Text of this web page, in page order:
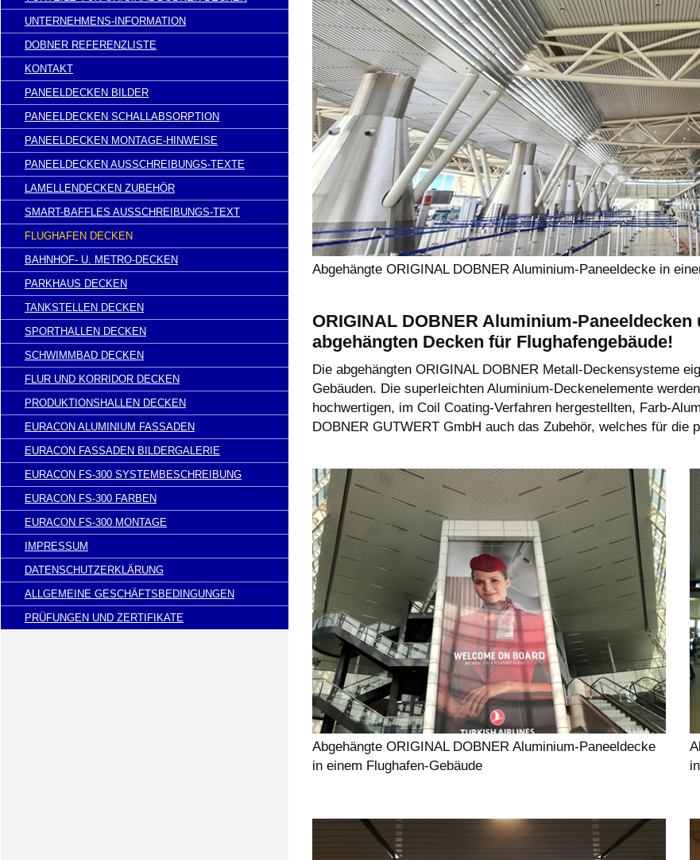
UNTERNEHMENS-INFORMATION
DOBNER REFERENZLISTE
KONTAKT
PANEELDECKEN BILDER
PANEELDECKEN SCHALLABSORPTION
PANEELDECKEN MONTAGE-HINWEISE
PANEELDECKEN AUSSCHREIBUNGS-TEXTE
LAMELLENDECKEN ZUBEHÖR
SMART-BAFFLES AUSSCHREIBUNGS-TEXT
FLUGHAFEN DECKEN
BAHNHOF- U. METRO-DECKEN
PARKHAUS DECKEN
TANKSTELLEN DECKEN
SPORTHALLEN DECKEN
SCHWIMMBAD DECKEN
FLUR UND KORRIDOR DECKEN
PRODUKTIONSHALLEN DECKEN
EURACON ALUMINIUM FASSADEN
EURACON FASSADEN BILDERGALERIE
EURACON FS-300 SYSTEMBESCHREIBUNG
EURACON FS-300 FARBEN
EURACON FS-300 MONTAGE
IMPRESSUM
DATENSCHUTZERKLÄRUNG
ALLGEMEINE GESCHÄFTSBEDINGUNGEN
PRÜFUNGEN UND ZERTIFIKATE
Abgehängte ORIGINAL DOBNER Aluminium-Paneeldecke in
ORIGINAL DOBNER Aluminium-
abgehängten Decken für Flughafengebäude!
Die abgehängten ORIGINAL DOBNER Metall-Deckensysteme
Gebäuden. Die superleichten Aluminium-Deckenelemente
hochwertigen, im Coil Coating-Verfahren hergestellten, Farb-
DOBNER GUTWERT GmbH auch das Zubehör, welches für
Abgehängte ORIGINAL DOBNER Aluminium-Paneeldecke
in einem Flughafen-Gebäude